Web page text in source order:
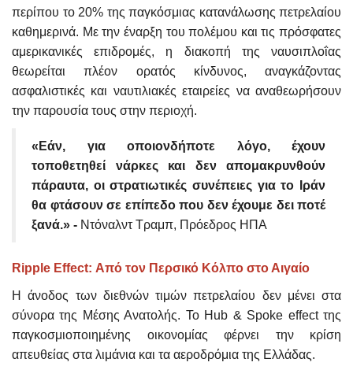
περίπου το 20% της παγκόσμιας κατανάλωσης πετρελαίου
καθημερινά. Με την έναρξη του πολέμου και τις πρόσφατες
αμερικανικές επιδρομές, η διακοπή της ναυσιπλοΐας
θεωρείται πλέον ορατός κίνδυνος, αναγκάζοντας
ασφαλιστικές και ναυτιλιακές εταιρείες να αναθεωρήσουν
την παρουσία τους στην περιοχή.
«Εάν, για οποιονδήποτε λόγο, έχουν
τοποθετηθεί νάρκες και δεν απομακρυνθούν
πάραυτα, οι στρατιωτικές συνέπειες για το Ιράν
θα φτάσουν σε επίπεδο που δεν έχουμε δει ποτέ
ξανά.» - Ντόναλντ Τραμπ, Πρόεδρος ΗΠΑ
Ripple Effect: Από τον Περσικό Κόλπο στο Αιγαίο
Η άνοδος των διεθνών τιμών πετρελαίου δεν μένει στα
σύνορα της Μέσης Ανατολής. Το Hub & Spoke effect της
παγκοσμιοποιημένης οικονομίας φέρνει την κρίση
απευθείας στα λιμάνια και τα αεροδρόμια της Ελλάδας.